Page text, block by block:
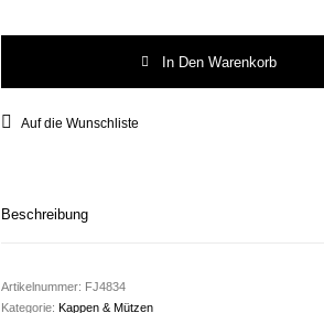
In Den Warenkorb
Auf die Wunschliste
Beschreibung
Artikelnummer: FJ4834
Kategorie: Kappen & Mützen